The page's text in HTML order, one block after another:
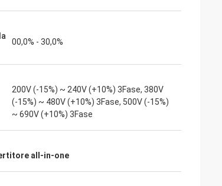
00,0% - 30,0%
200V (-15%) ~ 240V (+10%) 3Fase, 380V
(-15%) ~ 480V (+10%) 3Fase, 500V (-15%)
~ 690V (+10%) 3Fase
all-in-one